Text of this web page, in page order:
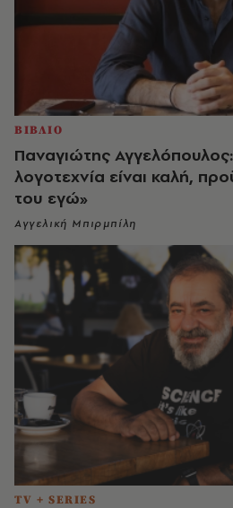
ΒΙΒΛΙΟ
Παναγιώτης
λογοτεχνία είναι καλή,
του εγώ»
Αγγελική Μπιρμπίλη
TV + SERIES